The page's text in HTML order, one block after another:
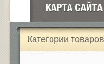
Категории товаров